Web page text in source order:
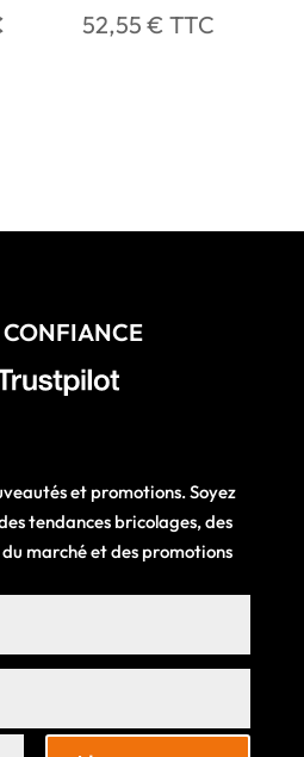
Le
52,55 € TTC
et promotions. Soyez
tendances bricolages, des
marché et des promotions